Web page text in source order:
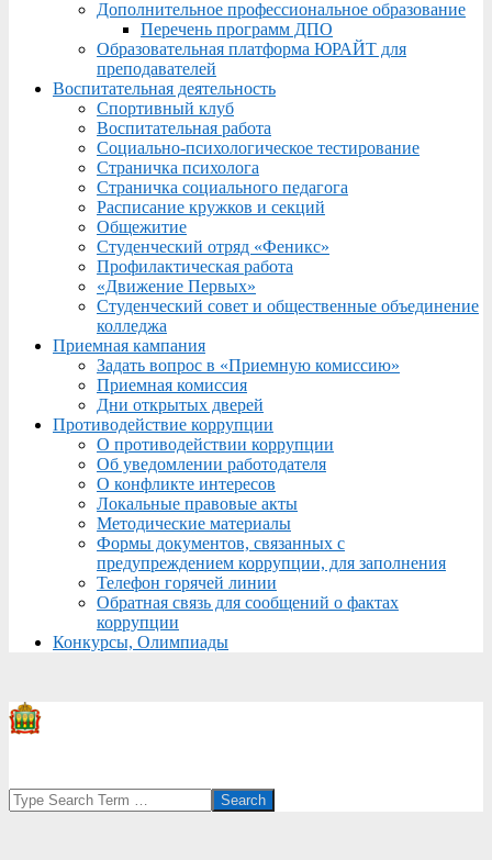
Дополнительное профессиональное образование
Перечень программ ДПО
Образовательная платформа ЮРАЙТ для
преподавателей
Воспитательная деятельность
Спортивный клуб
Воспитательная работа
Социально-психологическое тестирование
Страничка психолога
Страничка социального педагога
Расписание кружков и секций
Общежитие
Студенческий отряд «Феникс»
Профилактическая работа
«Движение Первых»
Студенческий совет и общественные объединение
колледжа
Приемная кампания
Задать вопрос в «Приемную комиссию»
Приемная комиссия
Дни открытых дверей
Противодействие коррупции
О противодействии коррупции
Об уведомлении работодателя
О конфликте интересов
Локальные правовые акты
Методические материалы
Формы документов, связанных с
предупреждением коррупции, для заполнения
Телефон горячей линии
Обратная связь для сообщений о фактах
коррупции
Конкурсы, Олимпиады
Search